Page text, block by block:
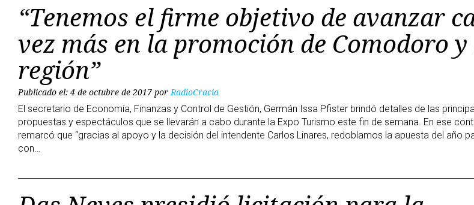
“Tenemos el firme objetivo de avanzar
vez más en la promoción de Comodoro
región”
Publicado el: 4 de octubre de 2017 porRadioCracia
El secretario de Economía, Finanzas y Control de Gestión, Germán Issa Pfister brindó detalles de las
propuestas y espectáculos que se llevarán a cabo durante la Expo Turismo este fin de semana. En ese
remarcó que “gracias al apoyo y la decisión del intendente Carlos Linares, redoblamos la apuesta del año
con…